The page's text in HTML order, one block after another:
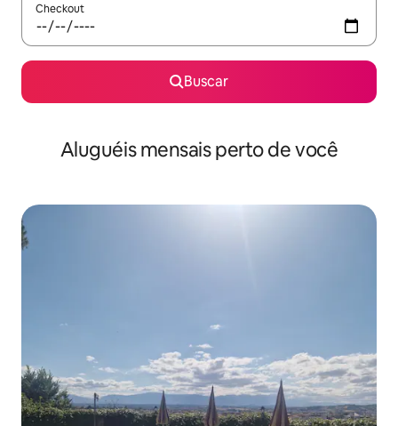
Checkout
Buscar
Aluguéis mensais perto de você